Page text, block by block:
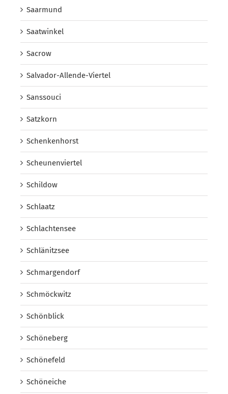
Saarmund
Saatwinkel
Sacrow
Salvador-Allende-Viertel
Sanssouci
Satzkorn
Schenkenhorst
Scheunenviertel
Schildow
Schlaatz
Schlachtensee
Schlänitzsee
Schmargendorf
Schmöckwitz
Schönblick
Schöneberg
Schönefeld
Schöneiche